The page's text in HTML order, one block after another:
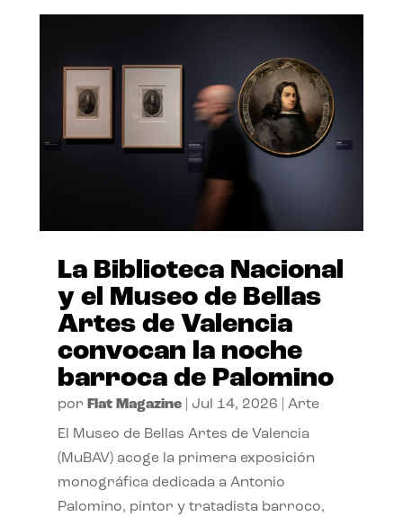
La Biblioteca Nacional
y el Museo de Bellas
Artes de Valencia
convocan la noche
barroca de Palomino
por Flat Magazine| Jul 14, 2026 Arte
El Museo de Bellas Artes de Valencia
(MuBAV) acoge la primera exposición
monográfica dedicada a Antonio
Palomino, pintor y tratadista barroco,